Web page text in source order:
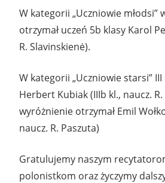
W kategorii „Uczniowie młodsi”
otrzymał uczeń 5b klasy Karol
R. Slavinskienė).
W kategorii „Uczniowie starsi” III
Herbert Kubiak (IIIb kl., naucz.
wyróżnienie otrzymał Emil
naucz. R. Paszuta)
Gratulujemy naszym
polonistkom oraz życzymy